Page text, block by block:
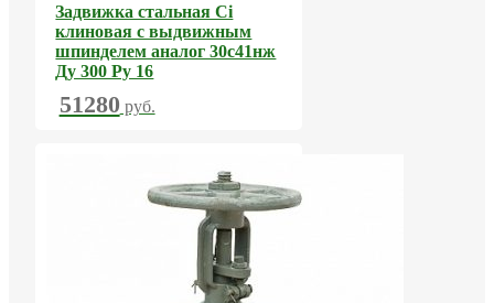
Задвижка стальная Ci
клиновая с выдвижным
шпинделем аналог 30с41нж
Ду 300 Ру 16
51280 руб.